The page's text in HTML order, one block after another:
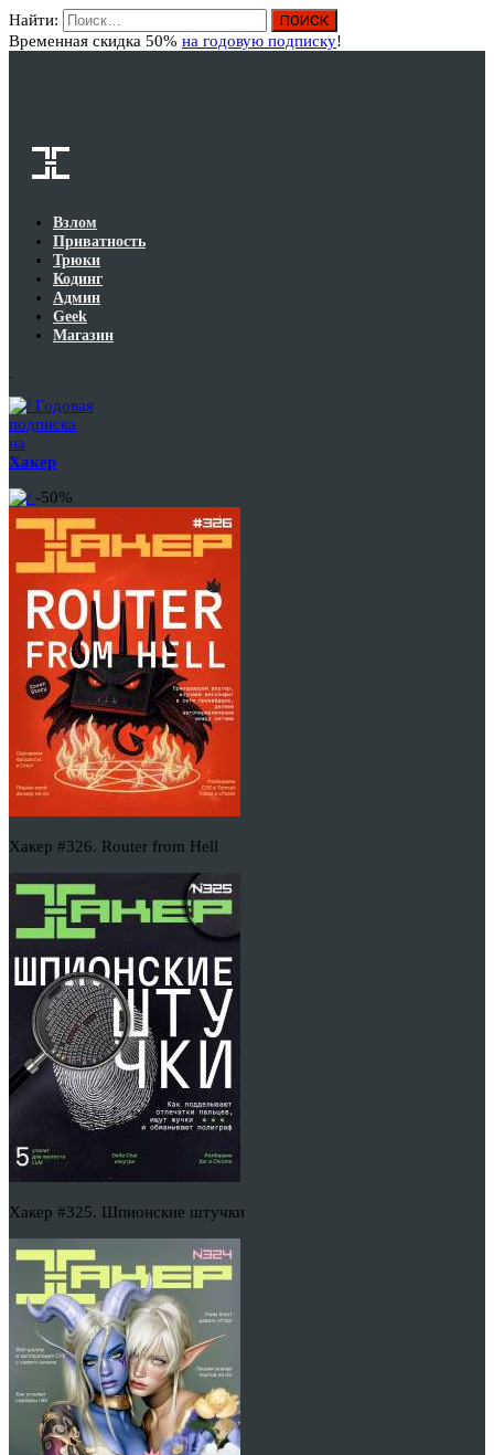
Найти:
Временная скидка 50% на годовую подписку!
Взлом
Приватность
Трюки
Кодинг
Админ
Geek
Магазин
Годовая
подписка
на
Хакер
-50%
Хакер #326. Router from Hell
Хакер #325. Шпионские штучки